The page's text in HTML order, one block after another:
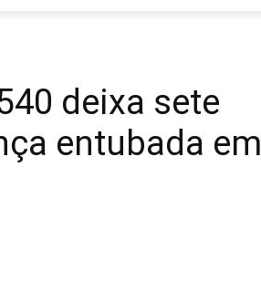
deixa sete
entubada em